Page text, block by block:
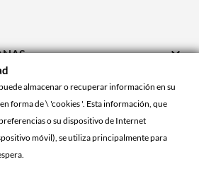


almacenar o recuperar información en su
forma de \ 'cookies '. Esta información, que
o su dispositivo de Internet
móvil), se utiliza principalmente para